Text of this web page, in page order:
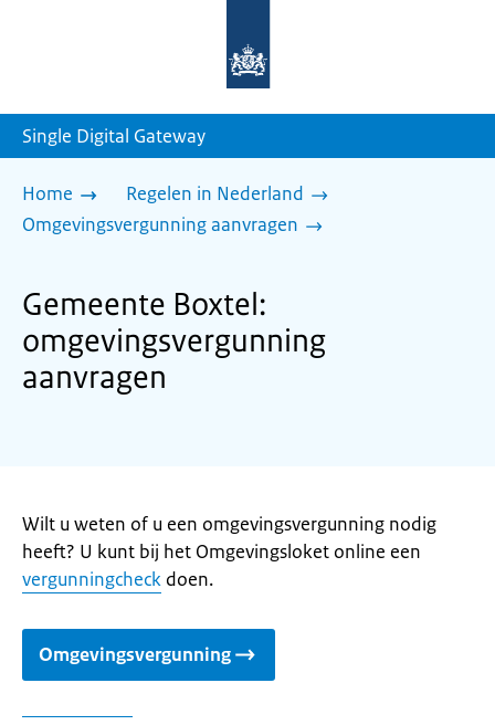
homepage
Single Digital Gateway
Home
Regelen in Nederland
Omgevingsvergunning aanvragen
Gemeente Boxtel:
omgevingsvergunning
aanvragen
Wilt u weten of u een omgevingsvergunning nodig
heeft? U kunt bij het Omgevingsloket online een
vergunningcheck doen.
Omgevingsvergunning